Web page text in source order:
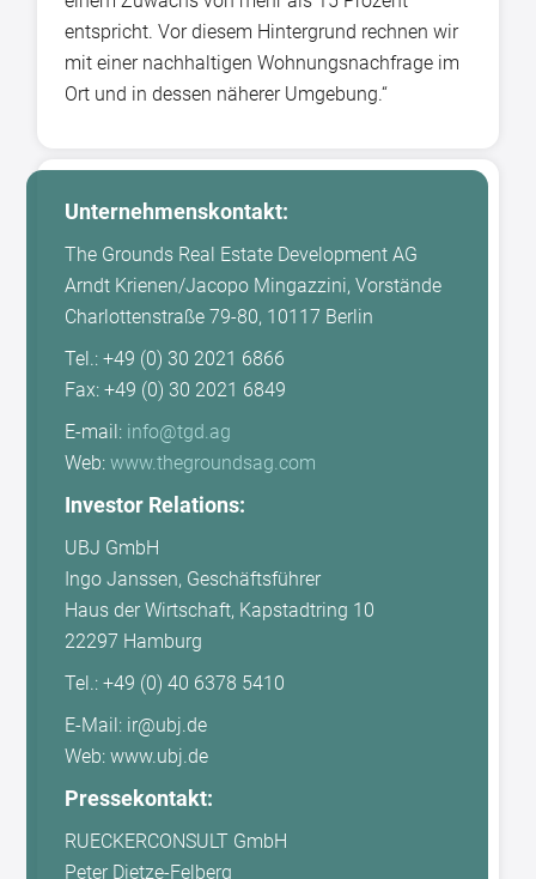
entspricht. Vor diesem Hintergrund rechnen wir
mit einer nachhaltigen Wohnungsnachfrage im
Ort und in dessen näherer Umgebung.“
Unternehmenskontakt:
The Grounds Real Estate Development AG
Arndt Krienen/Jacopo Mingazzini, Vorstände
Charlottenstraße 79-80, 10117 Berlin
Tel.: +49 (0) 30 2021 6866
Fax: +49 (0) 30 2021 6849
E-mail: info@tgd.ag
Web: www.thegroundsag.com
Investor Relations:
UBJ GmbH
Ingo Janssen, Geschäftsführer
Haus der Wirtschaft, Kapstadtring 10
22297 Hamburg
Tel.: +49 (0) 40 6378 5410
E-Mail: ir@ubj.de
Web: www.ubj.de
Pressekontakt:
RUECKERCONSULT GmbH
Peter Dietze-Felberg